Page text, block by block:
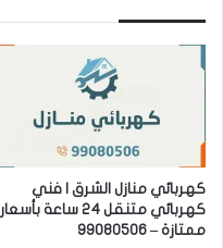
كهربائي منازل الشرق | فني
كهربائي متنقل 24 ساعة بأسعار
ممتازة – 99080506